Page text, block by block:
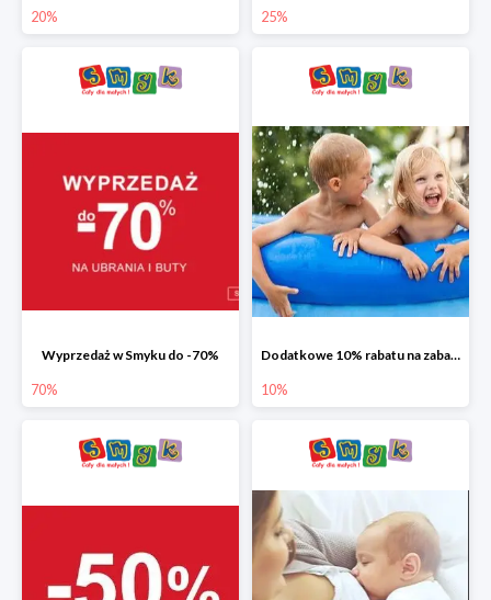
20% 25%
Wyprzedaż w Smyku do -70%
70%
Dodatkowe 10% rabatu na zabawki ogrodowe i baseny
10%